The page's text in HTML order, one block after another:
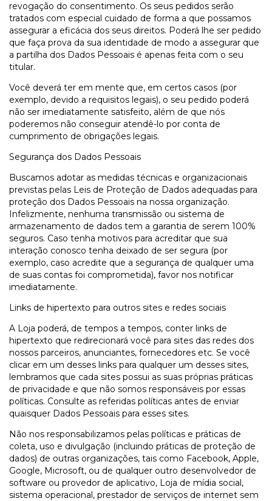
revogação do consentimento. Os seus pedidos serão
tratados com especial cuidado de forma a que possamos
assegurar a eficácia dos seus direitos. Poderá lhe ser pedido
que faça prova da sua identidade de modo a assegurar que
a partilha dos Dados Pessoais é apenas feita com o seu
titular.
Você deverá ter em mente que, em certos casos (por
exemplo, devido a requisitos legais), o seu pedido poderá
não ser imediatamente satisfeito, além de que nós
poderemos não conseguir atendê-lo por conta de
cumprimento de obrigações legais.
Segurança dos Dados Pessoais
Buscamos adotar as medidas técnicas e organizacionais
previstas pelas Leis de Proteção de Dados adequadas para
proteção dos Dados Pessoais na nossa organização.
Infelizmente, nenhuma transmissão ou sistema de
armazenamento de dados tem a garantia de serem 100%
seguros. Caso tenha motivos para acreditar que sua
interação conosco tenha deixado de ser segura (por
exemplo, caso acredite que a segurança de qualquer uma
de suas contas foi comprometida), favor nos notificar
imediatamente.
Links de hipertexto para outros sites e redes sociais
A Loja poderá, de tempos a tempos, conter links de
hipertexto que redirecionará você para sites das redes dos
nossos parceiros, anunciantes, fornecedores etc. Se você
clicar em um desses links para qualquer um desses sites,
lembramos que cada sites possui as suas próprias práticas
de privacidade e que não somos responsáveis por essas
políticas. Consulte as referidas políticas antes de enviar
quaisquer Dados Pessoais para esses sites.
Não nos responsabilizamos pelas políticas e práticas de
coleta, uso e divulgação (incluindo práticas de proteção de
dados) de outras organizações, tais como Facebook, Apple,
Google, Microsoft, ou de qualquer outro desenvolvedor de
software ou provedor de aplicativo, Loja de mídia social,
sistema operacional, prestador de serviços de internet sem